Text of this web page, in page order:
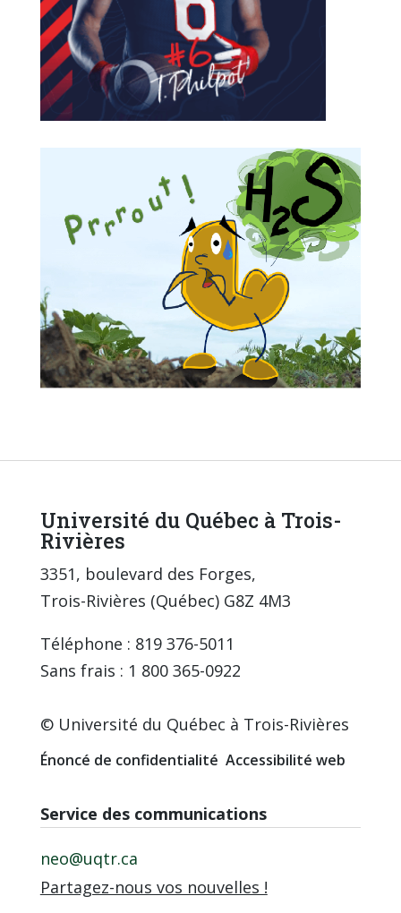
Université du Québec à Trois-
Rivières
3351, boulevard des Forges,
Trois-Rivières (Québec) G8Z 4M3
Téléphone : 819 376-5011
Sans frais : 1 800 365-0922
© Université du Québec à Trois-Rivières
Énoncé de confidentialité Accessibilité web
Service des communications
neo@uqtr.ca
Partagez-nous vos nouvelles !